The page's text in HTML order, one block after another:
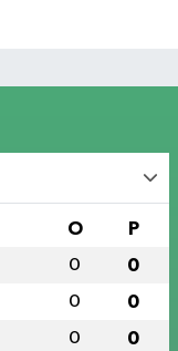
O P
0 0
0 0
0 0